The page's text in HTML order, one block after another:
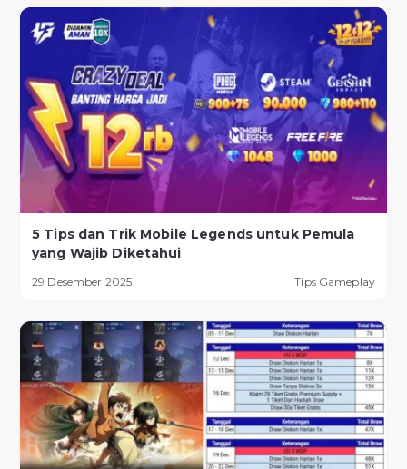
5 Tips dan Trik Mobile Legends untuk Pemula
yang Wajib Diketahui
29 Desember 2025 Tips Gameplay